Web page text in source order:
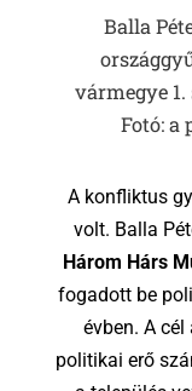
Balla
vármegye
Fotó: a
A konfliktus
volt. Balla
Három Hárs
fogadott be
évben. A
politikai erő